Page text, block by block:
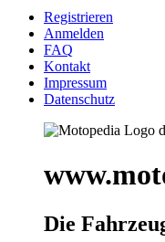
Registrieren
Anmelden
FAQ
Kontakt
Impressum
Datenschutz
Die